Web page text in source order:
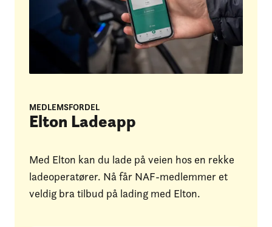
MEDLEMSFORDEL
Elton Ladeapp
Med Elton kan du lade på veien hos en rekke
ladeoperatører. Nå får NAF-medlemmer et
veldig bra tilbud på lading med Elton.